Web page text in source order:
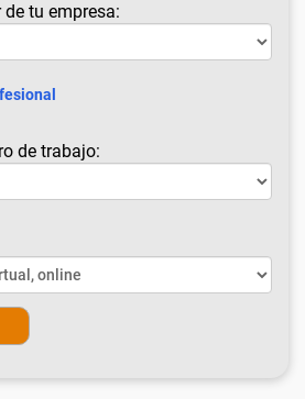
tu empresa:
de trabajo: